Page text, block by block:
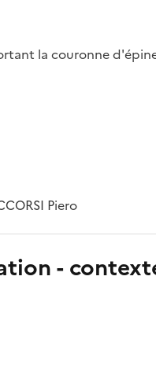
la couronne
Piero
-